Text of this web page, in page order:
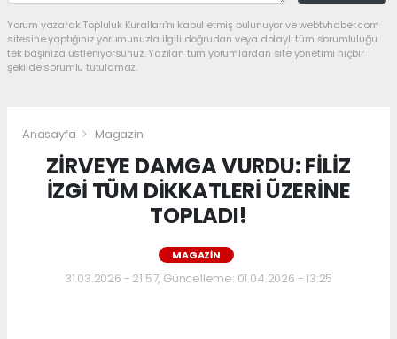
Yorum yazarak Topluluk Kuralları’nı kabul etmiş bulunuyor ve webtvhaber.com
sitesine yaptığınız yorumunuzla ilgili doğrudan veya dolaylı tüm sorumluluğu
tek başınıza üstleniyorsunuz. Yazılan tüm yorumlardan site yönetimi hiçbir
şekilde sorumlu tutulamaz.
Anasayfa Magazin
ZİRVEYE DAMGA VURDU: FİLİZ
İZGİ TÜM DİKKATLERİ ÜZERİNE
TOPLADI!
MAGAZIN
31.03.2026 - 21:57, Güncelleme: 01.04.2026 - 13:25